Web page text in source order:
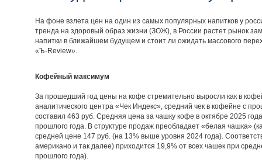
На фоне взлета цен на один из самых популярных напитков у
тренда на здоровый образ жизни (ЗОЖ), в России растет рынок
напитки в ближайшем будущем и стоит ли ожидать массового
«Ъ-Review».
Кофейный максимум
За прошедший год цены на кофе стремительно выросли как в
аналитического центра «Чек Индекс», средний чек в кофейне с
составил 463 руб. Средняя цена за чашку кофе в октябре 2025
прошлого года. В структуре продаж преобладает «белая чашка»
средней цене 147 руб. (на 13% выше уровня 2024 года).
американо и так далее) приходится 19,9% от всех чашек при
прошлого года).